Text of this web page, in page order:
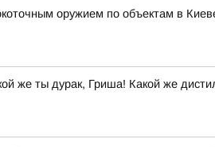
оружием по объектам в
же ты дурак, Гриша! Какой же